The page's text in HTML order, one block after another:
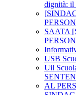
dignità: il
SAATA
USB
Uil
AL